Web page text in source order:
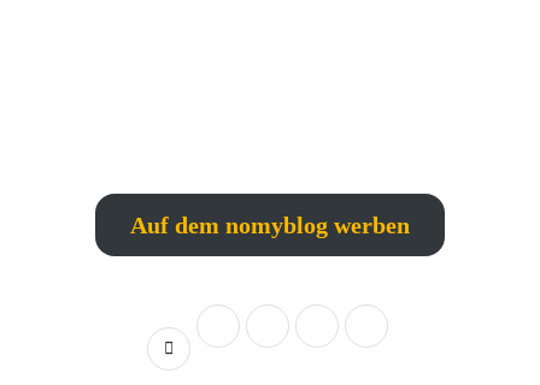
Auf dem nomyblog werben